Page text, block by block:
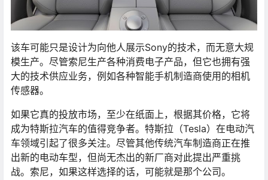
该车可能只是设计为向他人展示Sony的技术，而无意大规
模生产。尽管索尼生产各种消费电子产品，但它也拥有强
大的技术供应业务，例如各种智能手机制造商使用的相机
传感器。
如果它真的投放市场，至少在纸面上，根据其价格，它将
成为特斯拉汽车的值得竞争者。特斯拉（Tesla）在电动汽
车领域引起了很多关注。尽管其他传统汽车制造商正在推
出新的电动车型，但尚无杰出的新厂商对此提出严重挑
战。索尼，如果这样选择的话，可能就是那个公司。